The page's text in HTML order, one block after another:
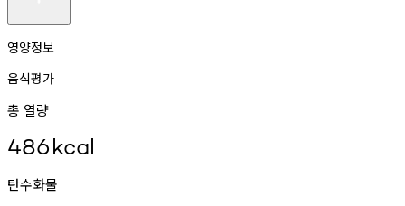
영양정보
음식평가
총 열량
486kcal
탄수화물